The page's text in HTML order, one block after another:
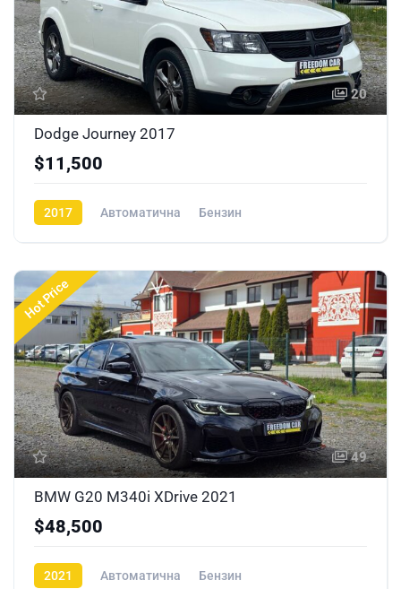
20
Dodge Journey 2017
$11,500
2017 Автоматична Бензин
Hot Price
49
BMW G20 M340i XDrive 2021
$48,500
2021 Автоматична Бензин